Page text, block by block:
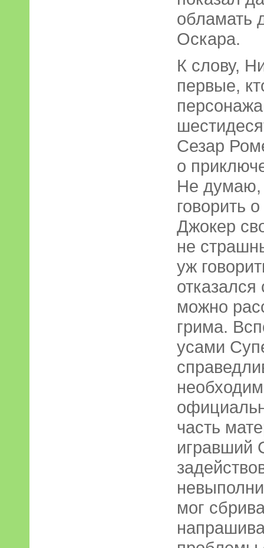
обламать
Оскара.
К слову,
первые,
Сезар
о
Не думаю,
говорить
Джокер
не
уж
можно
грима.
усами
часть
игравший
мог